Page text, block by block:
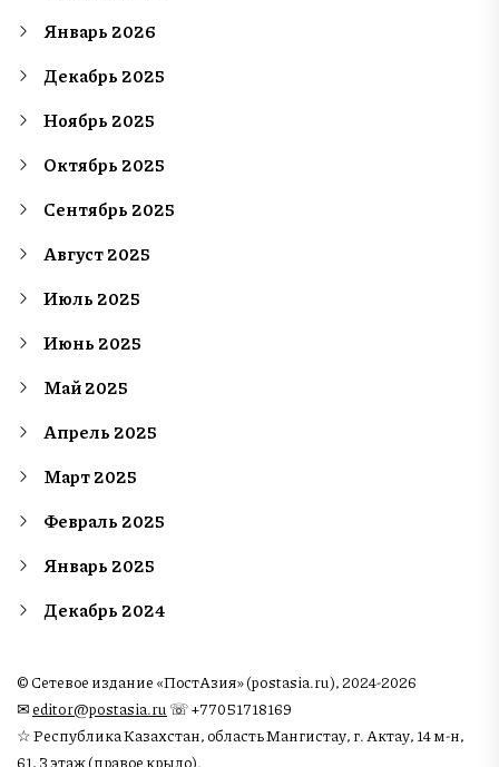
Январь 2026
Декабрь 2025
Ноябрь 2025
Октябрь 2025
Сентябрь 2025
Август 2025
Июль 2025
Июнь 2025
Май 2025
Апрель 2025
Март 2025
Февраль 2025
Январь 2025
Декабрь 2024
© Сетевое издание «ПостАзия» (postasia.ru), 2024-2026
✉︎editor@postasia.ru ☏ +77051718169
☆ Республика Казахстан, область Мангистау, г. Актау, 14 м-н,
61, 3 этаж (правое крыло).